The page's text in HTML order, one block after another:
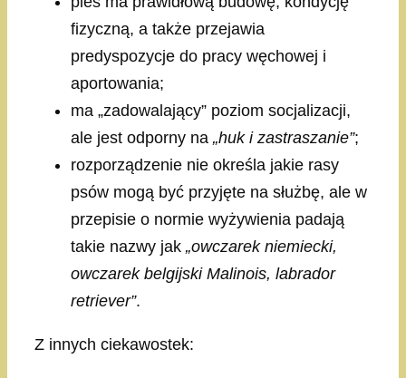
fizyczną, a także przejawia
predyspozycje do pracy węchowej i
aportowania;
ma „zadowalający” poziom socjalizacji,
ale jest odporny na „huk i zastraszanie”;
rozporządzenie nie określa jakie rasy
psów mogą być przyjęte na służbę, ale w
przepisie o normie wyżywienia padają
takie nazwy jak „owczarek niemiecki,
owczarek belgijski Malinois, labrador
retriever”.
Z innych ciekawostek: